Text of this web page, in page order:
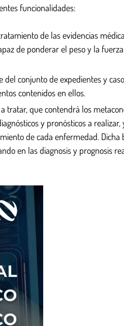
funcionalidades:
de las evidencias
de ponderar el peso y la
conjunto de expedientes y
contenidos en ellos.
tratar, que contendrá los
y pronósticos a
de cada enfermedad. Dicha
en las diagnosis y prognosis